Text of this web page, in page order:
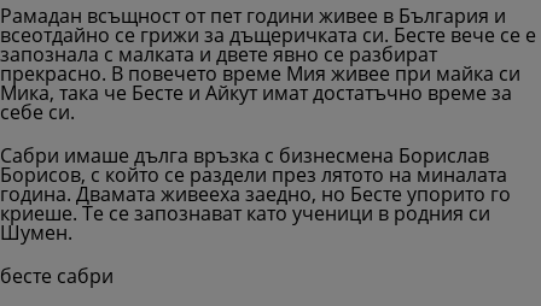
Рамадан всъщност от пет години живее в България и
всеотдайно се грижи за дъщеричката си. Бесте вече се е
запознала с малката и двете явно се разбират
прекрасно. В повечето време Мия живее при майка си
Мика, така че Бесте и Айкут имат достатъчно време за
себе си.
Сабри имаше дълга връзка с бизнесмена Борислав
Борисов, с който се раздели през лятото на миналата
година. Двамата живееха заедно, но Бесте упорито го
криеше. Те се запознават като ученици в родния си
Шумен.
бесте сабри